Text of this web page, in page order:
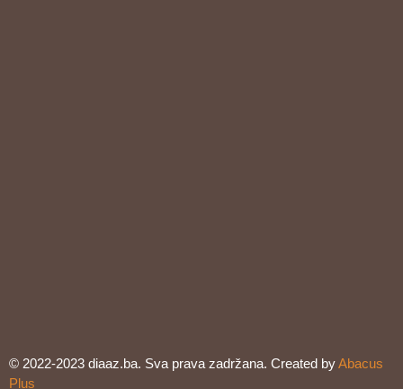
© 2022-2023 diaaz.ba. Sva prava zadržana. Created byAbacus
Plus